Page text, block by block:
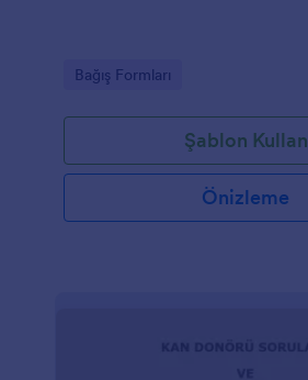
Go to Category:
Bağış Formları
Şablon Kullan
Önizleme